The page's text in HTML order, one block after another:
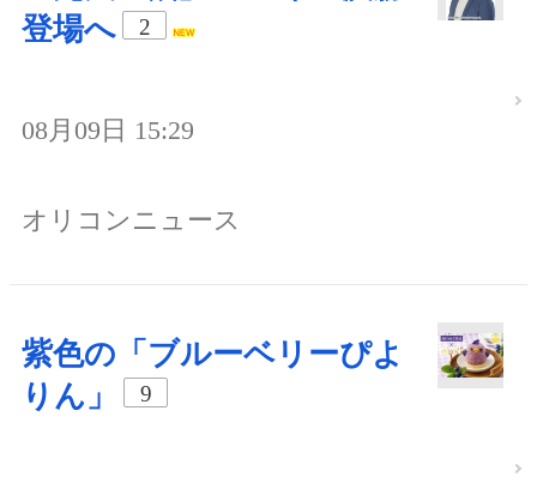
登場へ
2
08月09日 15:29
オリコンニュース
紫色の「ブルーベリーぴよ
りん」
9